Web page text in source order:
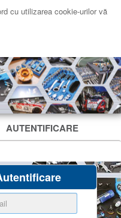
cu utilizarea cookie-urilor vă
AUTENTIFICARE
utilizator